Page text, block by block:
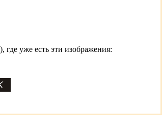
где уже есть эти изображения: